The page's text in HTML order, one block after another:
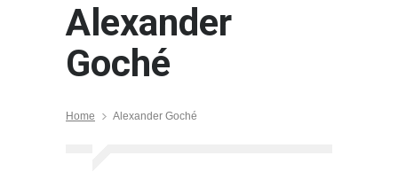
Alexander
Goché
Home Alexander Goché